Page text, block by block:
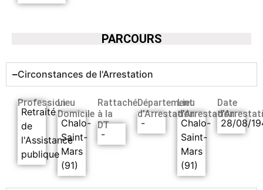
PARCOURS
Circonstances de l'Arrestation
Profession
Retraité
de
l'Assistance
publique
Lieu
Domicile
Chalo-
Saint-
Mars
(91)
Rattaché
à la
DT
-
Département
d’Arrestation
-
Lieu
d’Arrestation
Chalo-
Saint-
Mars
(91)
Date
28/08/